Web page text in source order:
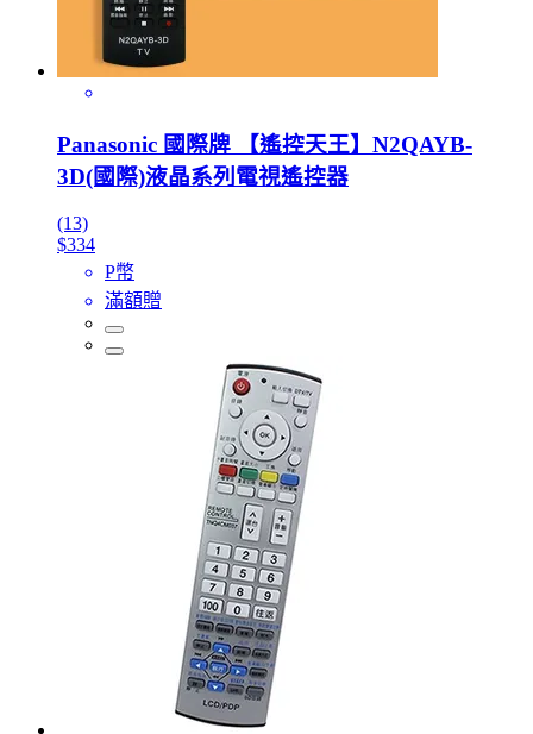
Panasonic 國際牌 【遙控天王】N2QAYB-
3D(國際)液晶系列電視遙控器
(13)
$334
P幣
滿額贈